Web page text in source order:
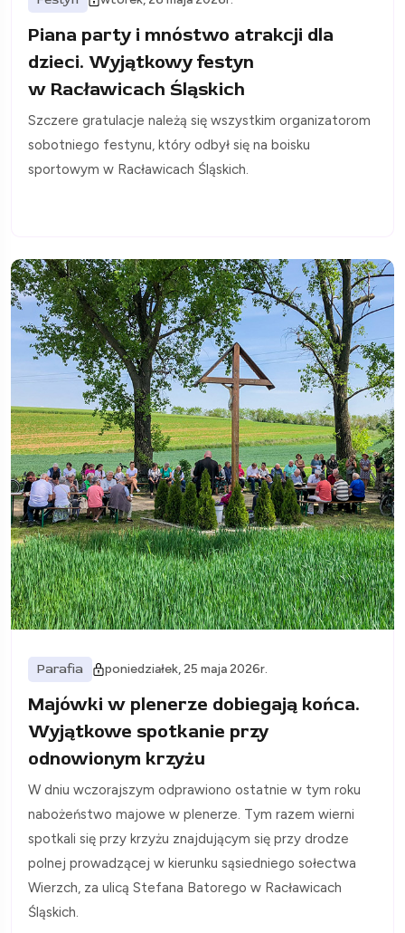
Piana party i mnóstwo atrakcji dla
dzieci. Wyjątkowy festyn
w Racławicach Śląskich
Szczere gratulacje należą się wszystkim organizatorom
sobotniego festynu, który odbył się na boisku
sportowym w Racławicach Śląskich.
Parafia poniedziałek, 25 maja 2026r.
Majówki w plenerze dobiegają końca.
Wyjątkowe spotkanie przy
odnowionym krzyżu
W dniu wczorajszym odprawiono ostatnie w tym roku
nabożeństwo majowe w plenerze. Tym razem wierni
spotkali się przy krzyżu znajdującym się przy drodze
polnej prowadzącej w kierunku sąsiedniego sołectwa
Wierzch, za ulicą Stefana Batorego w Racławicach
Śląskich.